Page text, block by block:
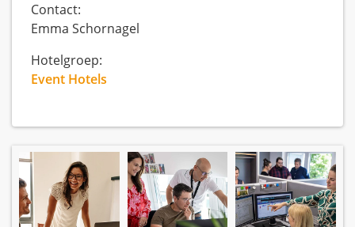
Contact:
Emma Schornagel
Hotelgroep:
Event Hotels